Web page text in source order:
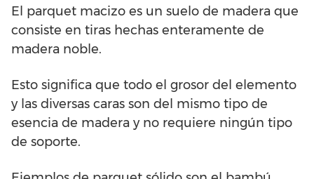
El parquet macizo es un suelo de madera que
consiste en tiras hechas enteramente de
madera noble.
Esto significa que todo el grosor del elemento
y las diversas caras son del mismo tipo de
esencia de madera y no requiere ningún tipo
de soporte.